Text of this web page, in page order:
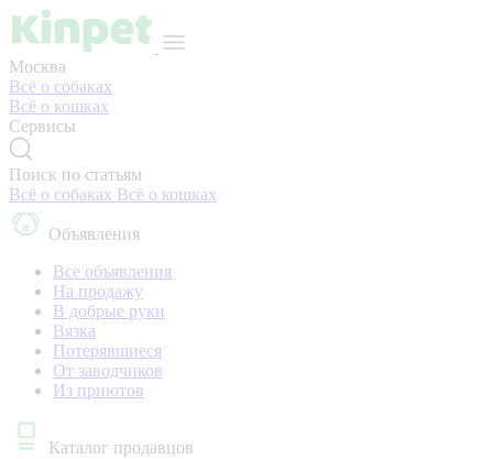
Москва
Всё о собаках
Всё о кошках
Сервисы
Поиск по статьям
Всё о собаках Всё о кошках
Объявления
Все объявления
На продажу
В добрые руки
Вязка
Потерявшиеся
От заводчиков
Из приютов
Каталог продавцов